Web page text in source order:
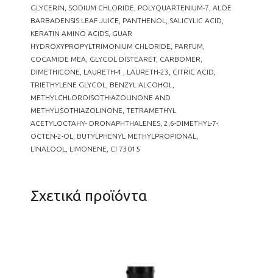
GLYCERIN, SODIUM CHLORIDE, POLYQUARTENIUM-7, ALOE
BARBADENSIS LEAF JUICE, PANTHENOL, SALICYLIC ACID,
KERATIN AMINO ACIDS, GUAR
HYDROXYPROPYLTRIMONIUM CHLORIDE, PARFUM,
COCAMIDE MEA, GLYCOL DISTEARET, CARBOMER,
DIMETHICONE, LAURETH-4 , LAURETH-23, CITRIC ACID,
TRIETHYLENE GLYCOL, BENZYL ALCOHOL,
METHYLCHLOROISOTHIAZOLINONE AND
METHYLISOTHIAZOLINONE, TETRAMETHYL
ACETYLOCTAHY- DRONAPHTHALENES, 2,6-DIMETHYL-7-
OCTEN-2-OL, BUTYLPHENYL METHYLPROPIONAL,
LINALOOL, LIMONENE, CI 73015
Σχετικά προϊόντα